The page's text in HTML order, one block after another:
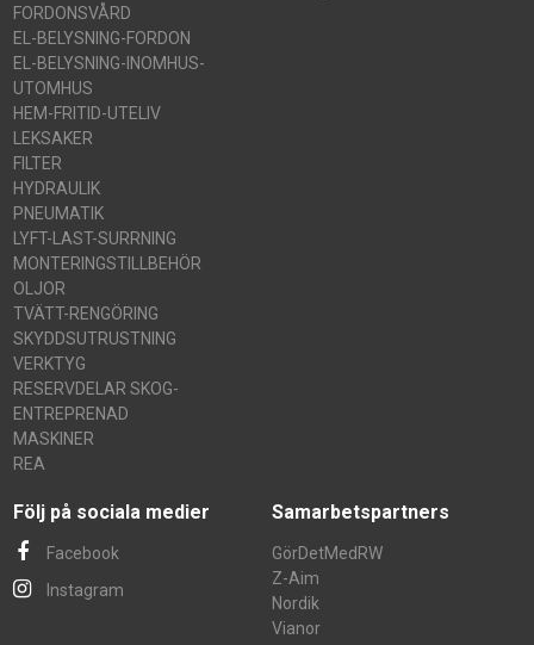
FORDONSVÅRD
EL-BELYSNING-FORDON
EL-BELYSNING-INOMHUS-
UTOMHUS
HEM-FRITID-UTELIV
LEKSAKER
FILTER
HYDRAULIK
PNEUMATIK
LYFT-LAST-SURRNING
MONTERINGSTILLBEHÖR
OLJOR
TVÄTT-RENGÖRING
SKYDDSUTRUSTNING
VERKTYG
RESERVDELAR SKOG-
ENTREPRENAD
MASKINER
REA
Följ på sociala medier
Facebook
Instagram
Samarbetspartners
GörDetMedRW
Z-Aim
Nordik
Vianor